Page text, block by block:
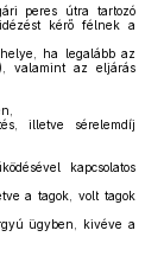
peres útra tartozó
kérő félnek a
ha legalább az
valamint az eljárás
illetve sérelemdíj
kapcsolatos
a tagok, volt tagok
ügyben, kivéve a